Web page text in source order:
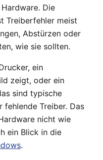
Die
Treiberfehler meist
Abstürzen oder
wie sie sollten.
ein
zeigt, oder ein
sind typische
Treiber. Das
nicht wie
ein Blick in die
.